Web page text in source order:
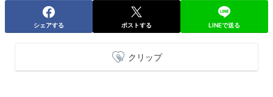
シェアする ポストする LINEで送る
クリップ